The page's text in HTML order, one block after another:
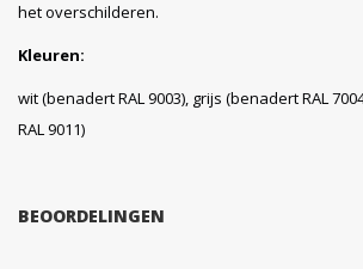
het overschilderen.
Kleuren:
wit (benadert RAL 9003), grijs (benadert RAL
RAL 9011)
BEOORDELINGEN